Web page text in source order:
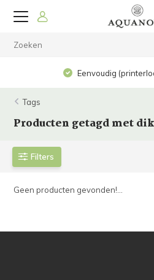
Eenvoudig
Tags
Producten getagd met
Filters
Geen producten gevonden!...